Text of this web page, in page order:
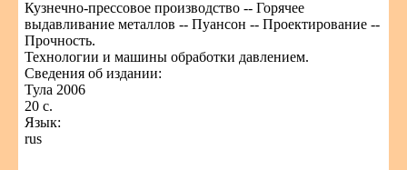
Кузнечно-прессовое производство -- Горячее
выдавливание металлов -- Пуансон -- Проектирование --
Прочность.
Технологии и машины обработки давлением.
Сведения об издании:
Тула 2006
20 с.
Язык:
rus